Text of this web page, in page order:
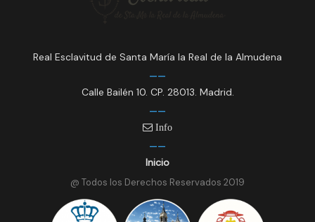
Real Esclavitud de Santa María la Real de la Almudena
Calle Bailén 10. CP. 28013. Madrid.
Info
Inicio
@ Todos los Derechos Reservados 2019